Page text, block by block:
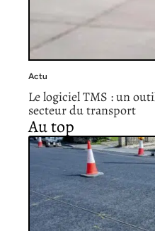
Actu
Le logiciel TMS : un
secteur du transport
Au top